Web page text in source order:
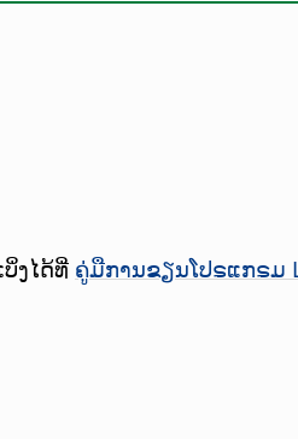
ງໄດ້ທີ່ ຄູ່ມືການຂຽນໂປຣແກຣມ